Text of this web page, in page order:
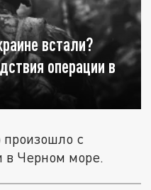
встали?
операции в
произошло с
в Черном море.